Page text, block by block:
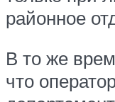
районное
В то же
что